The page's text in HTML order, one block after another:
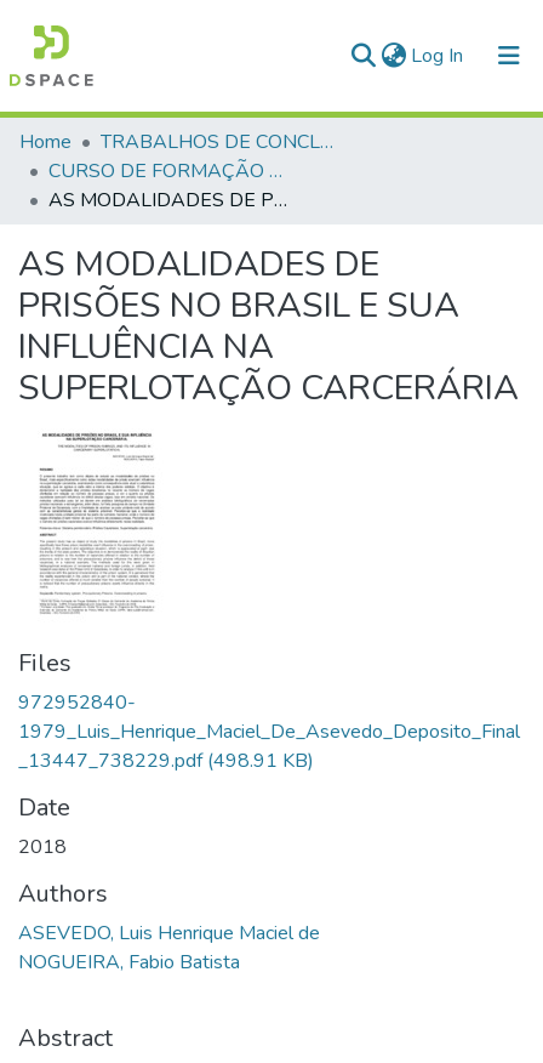
Log In (current)
Communities & Collections
All of DSpace
Home
TRABALHOS DE CONCLUSÃO DE CURSO - CFP (CURSO DE FORMAÇÃO DE PRAÇAS)
CURSO DE FORMAÇÃO DE PRAÇAS - CFP - 2018
AS MODALIDADES DE PRISÕES NO BRASIL E SUA INFLUÊNCIA NA SUPERLOTAÇÃO CARCERÁRIA
AS MODALIDADES DE
PRISÕES NO BRASIL E SUA
INFLUÊNCIA NA
SUPERLOTAÇÃO CARCERÁRIA
Files
972952840-
1979_Luis_Henrique_Maciel_De_Asevedo_Deposito_Final
_13447_738229.pdf(498.91 KB)
Date
2018
Authors
ASEVEDO, Luis Henrique Maciel de
NOGUEIRA, Fabio Batista
Abstract